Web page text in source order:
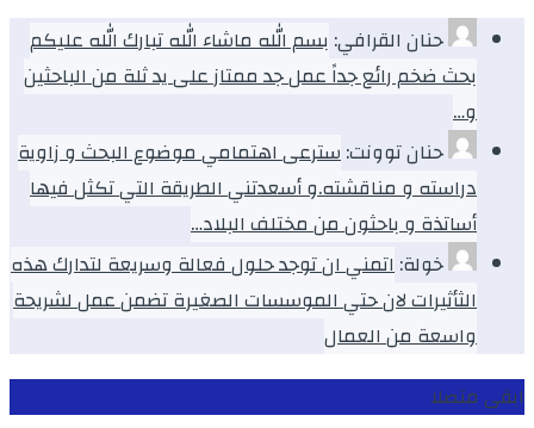
حنان القرافي: بسم الله ماشاء الله تبارك الله عليكم
بحث ضخم رائع جداً عمل جد ممتاز على يد ثلة من الباحثين
و…
حنان توونت:سترعى اهتمامي موضوع البحث و زاوية
دراسته و مناقشته.و أسعدتني الطريقة التي تكثل فيها
أساتذة و باحثون من مختلف البلاد…
خولة:اتمني ان توجد حلول فعالة وسريعة لتدارك هذه
الثأثيرات لان حتي الموسسات الصغيرة تضمن عمل لشريحة
واسعة من العمال
ابقى متصلا